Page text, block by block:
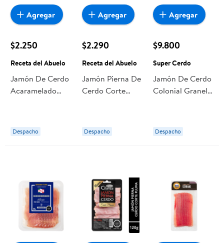
$2.250
Receta del Abuelo
Jamón De Cerdo
Acaramelado
Abuelo
Despacho
Agregar
$2.290
Receta del Abuelo
Jamón Pierna De
Cerdo Corte
Receta del
Abuelo
Despacho
Agregar
$9.800
Super Cerdo
Jamón De Cerdo
Colonial Granel
Despacho
Agregar